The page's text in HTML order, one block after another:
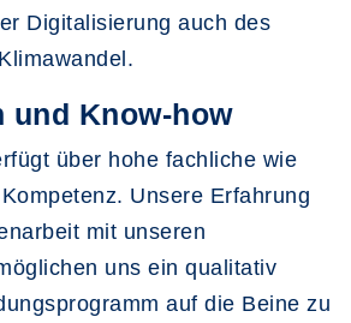
Digitalisierung auch des
und Know-how
über hohe fachliche wie
Unsere Erfahrung
mit unseren
uns ein qualitativ
auf die Beine zu